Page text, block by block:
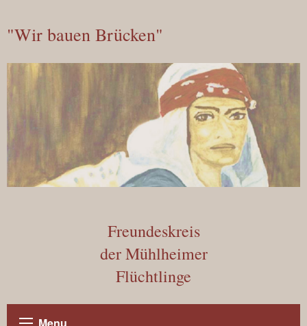
"Wir bauen Brücken"
Freundeskreis
der Mühlheimer
Flüchtlinge